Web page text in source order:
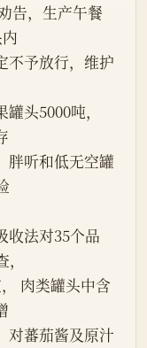
告，生产午餐
不予放行，维护
胖听和低无空罐
肉类罐头中含
对蕃茄酱及原汁